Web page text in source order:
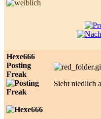
Hexe666
Posting
Freak
Sieht niedlich